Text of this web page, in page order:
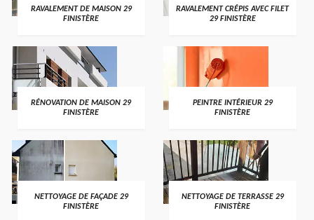
RAVALEMENT DE MAISON 29
FINISTÈRE
RAVALEMENT CRÉPIS AVEC FILET
29 FINISTÈRE
RÉNOVATION DE MAISON 29
FINISTÈRE
PEINTRE INTÉRIEUR 29
FINISTÈRE
NETTOYAGE DE FAÇADE 29
FINISTÈRE
NETTOYAGE DE TERRASSE 29
FINISTÈRE